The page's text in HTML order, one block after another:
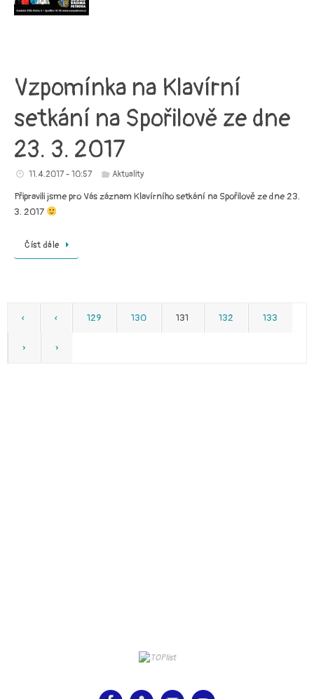
Vzpomínka na Klavírní
setkání na Spořilově ze dne
23. 3. 2017
11.4.2017 - 10:57 Aktuality
Připravili jsme pro Vás záznam Klavírního setkání na Spořilově ze dne 23.
3. 2017
Číst dále
« ‹ 129 130 131 132 133
› »